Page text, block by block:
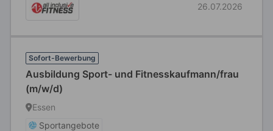
26.07.2026
Sofort-Bewerbung
Ausbildung Sport- und Fitnesskaufmann/frau
(m/w/d)
Essen
Sportangebote